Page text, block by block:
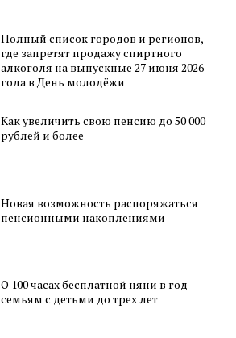
Полный список городов и регионов,
где запретят продажу спиртного
алкоголя на выпускные 27 июня 2026
года в День молодёжи
Как увеличить свою пенсию до 50 000
рублей и более
Новая возможность распоряжаться
пенсионными накоплениями
О 100 часах бесплатной няни в год
семьям с детьми до трех лет